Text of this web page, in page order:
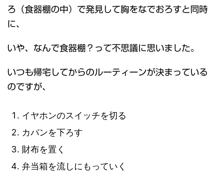
ろ（食器棚の中）で発見して胸をなでおろすと同時
に、
いや、なんで食器棚？って不思議に思いました。
いつも帰宅してからのルーティーンが決まっている
のですが、
イヤホンのスイッチを切る
カバンを下ろす
財布を置く
弁当箱を流しにもっていく